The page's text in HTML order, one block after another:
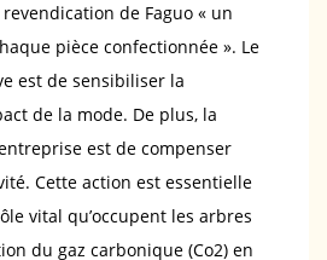
de Faguo « un
pièce confectionnée ». Le
est de sensibiliser la
de la mode. De plus, la
est de compenser
Cette action est essentielle
vital qu’occupent les arbres
du gaz carbonique (Co2) en